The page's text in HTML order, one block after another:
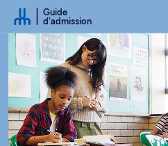
Passer au contenu
Guide
d'admission